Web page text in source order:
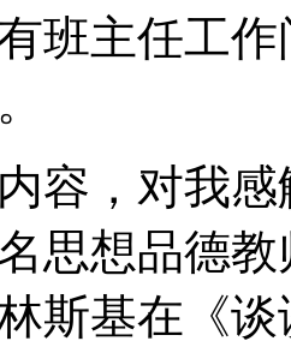
班主任工
容，对我
思想品德
斯基在《